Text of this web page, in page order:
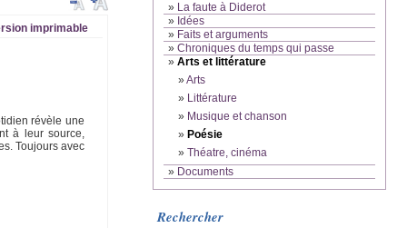
imprimable
révèle une
à leur source,
Toujours avec
» La faute à Diderot
» Idées
» Faits et arguments
» Chroniques du temps qui passe
» Arts et littérature
»Arts
» Littérature
» Musique et chanson
» Poésie
» Théatre, cinéma
» Documents
Rechercher